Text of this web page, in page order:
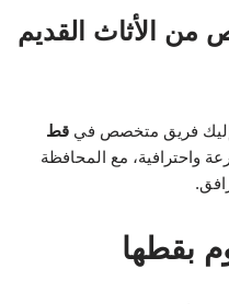
الأثاث القديم
فريق متخصص في قط
واحترافية، مع المحافظة
بقطها